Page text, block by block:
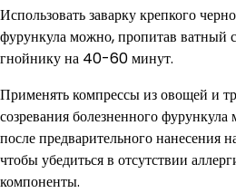
Использовать заварку крепкого
фурункула можно, пропитав
гнойнику на 40-60 минут.
Применять компрессы из овощей и
созревания болезненного
после предварительного нанесения
чтобы убедиться в отсутствии
компоненты.